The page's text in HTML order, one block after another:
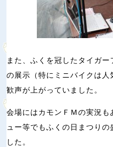
また、ふくを冠したタイガ
の展示（特にミニバイクは
歓声が上がっていました。
会場にはカモンＦＭの実況
ュー等でもふくの日まつり
した。